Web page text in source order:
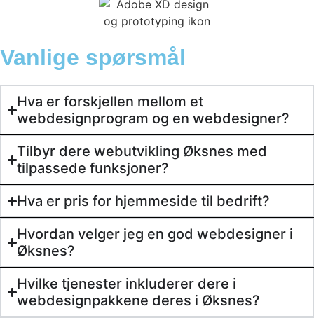
Vanlige spørsmål
Hva er forskjellen mellom et
webdesignprogram og en webdesigner?
Tilbyr dere webutvikling Øksnes med
tilpassede funksjoner?
Hva er pris for hjemmeside til bedrift?
Hvordan velger jeg en god webdesigner i
Øksnes?
Hvilke tjenester inkluderer dere i
webdesignpakkene deres i Øksnes?
Behandle ditt samtykke
For å gi best mulig opplevelse bruker vi